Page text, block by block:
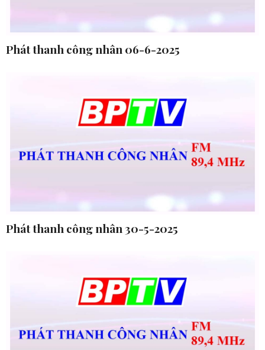
Phát thanh công nhân 06-6-2025
Phát thanh công nhân 30-5-2025